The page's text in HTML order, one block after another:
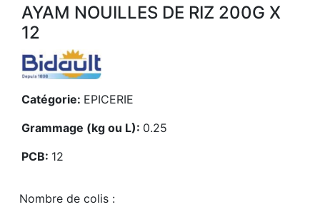
AYAM NOUILLES DE RIZ 200G X
12
Catégorie: EPICERIE
Grammage (kg ou L): 0.25
PCB: 12
Nombre de colis :